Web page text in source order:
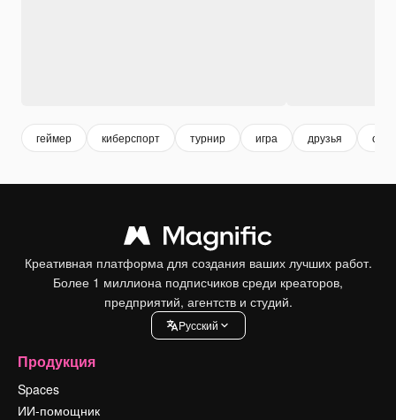
геймер киберспорт турнир игра друзья
Креативная платформа для создания ваших лучших работ.
Более 1 миллиона подписчиков среди креаторов,
предприятий, агентств и студий.
Pусский
Продукция
Spaces
ИИ-помощник